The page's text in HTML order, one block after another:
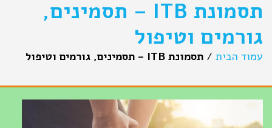
תסמונת ITB – תסמינים,
גורמים וטיפול
עמוד הבית/ תסמונת ITB – תסמינים, גורמים וטיפול